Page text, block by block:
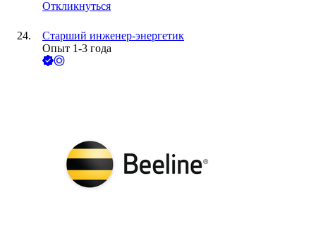
Откликнуться
Старший инженер-энергетик
Опыт 1-3 года